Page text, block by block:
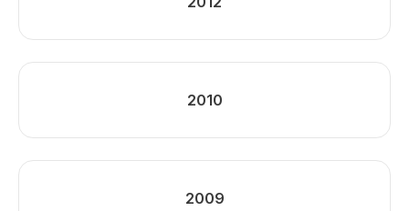
2010
2009